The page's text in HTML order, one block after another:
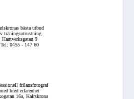
bästa utbud
träningsutrustning
Hantverksgatan 9
Tel: 0455 - 147 60
frilansfotograf
med bred erfarenhet
16a, Kalrskrona